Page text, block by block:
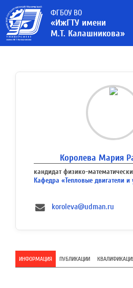
ФГБОУ ВО
«ИжГТУ имени
М.Т. Калашникова»
Королева Мария
кандидат физико-
Кафедра «Тепловые двигатели и
koroleva@udman.ru
ИНФОРМАЦИЯ ПУБЛИКАЦИИ